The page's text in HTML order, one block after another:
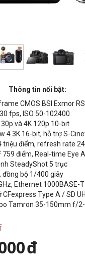
Thông tin nổi bật:
CMOS BSI Exmor
fps, ISO 50-102400
và 4K 120p 10-bit
4.3K 16-bit, hỗ trợ S-
triệu điểm, refresh rate
759 điểm, Real-time Eye
SteadyShot 5 trục
đồng bộ 1/400 giây
Ethernet 1000BASE-T
Type A / SD
Tamron 35-150mm f/2-
đ